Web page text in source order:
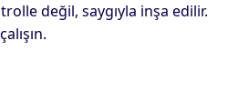
değil, saygıyla inşa edilir.